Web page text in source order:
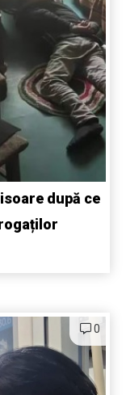
după ce
0